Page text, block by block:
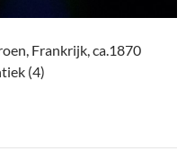
Frankrijk, ca.1870
(4)